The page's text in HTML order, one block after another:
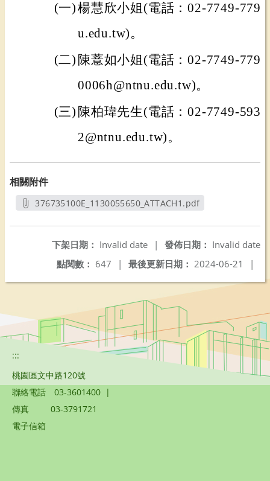
(一)楊慧欣小姐(電話：02-7749-
u.edu.tw)。
(二) 陳薏如小姐(電話：02-7749-
0006h@ntnu.edu.tw)。
(三) 陳柏瑋先生(電話：02-7749-
2@ntnu.edu.tw)。
相關附件
376735100E_1130055650_ATTACH1.pdf
發佈日期： Invalid date
下架日期： Invalid date
|
最後更新日期： 2024-06-21 |
點閱數： 647 |
:::
桃園區文中路120號
聯絡電話
03-3601400 |
傳真
03-3791721
電子信箱